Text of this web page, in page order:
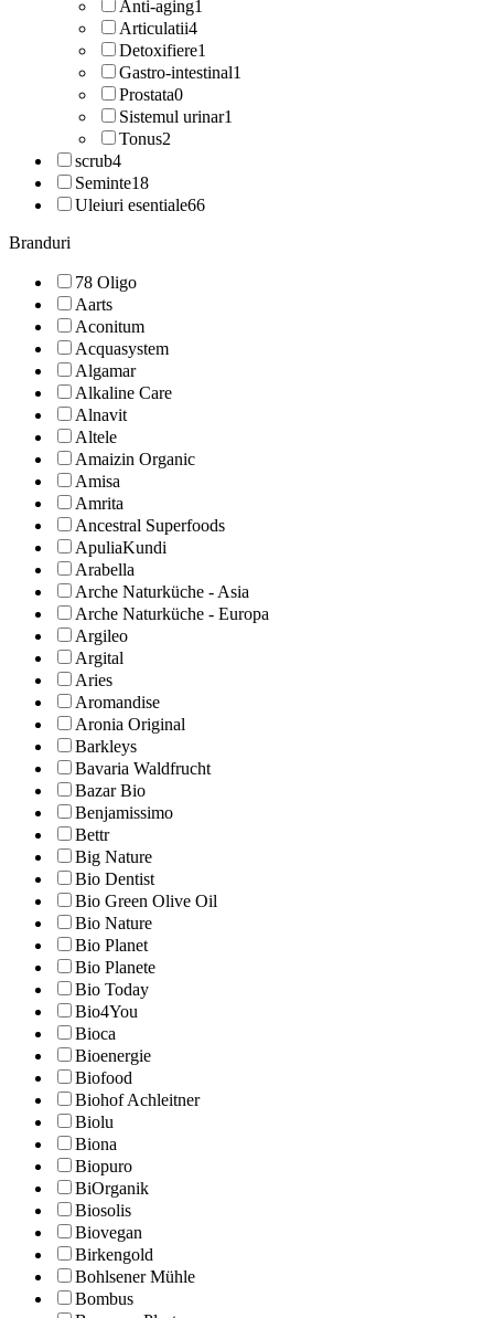
Anti-aging1
Articulatii4
Detoxifiere1
Gastro-intestinal1
Prostata0
Sistemul urinar1
Tonus2
scrub4
Seminte18
Uleiuri esentiale66
Branduri
78 Oligo
Aarts
Aconitum
Acquasystem
Algamar
Alkaline Care
Alnavit
Altele
Amaizin Organic
Amisa
Amrita
Ancestral Superfoods
ApuliaKundi
Arabella
Arche Naturküche - Asia
Arche Naturküche - Europa
Argileo
Argital
Aries
Aromandise
Aronia Original
Barkleys
Bavaria Waldfrucht
Bazar Bio
Benjamissimo
Bettr
Big Nature
Bio Dentist
Bio Green Olive Oil
Bio Nature
Bio Planet
Bio Planete
Bio Today
Bio4You
Bioca
Bioenergie
Biofood
Biohof Achleitner
Biolu
Biona
Biopuro
BiOrganik
Biosolis
Biovegan
Birkengold
Bohlsener Mühle
Bombus